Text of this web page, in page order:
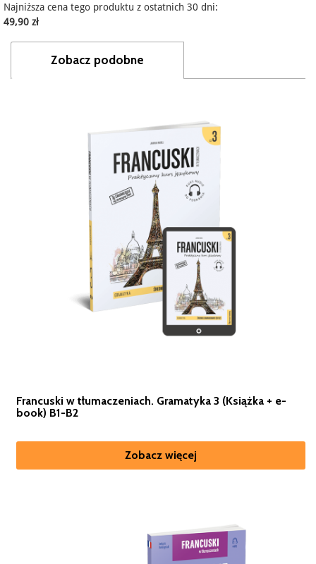
Najniższa cena tego produktu z ostatnich 30 dni:
49,90 zł
Zobacz podobne
Francuski w tłumaczeniach. Gramatyka 3 (Książka + e-
book) B1-B2
Zobacz więcej